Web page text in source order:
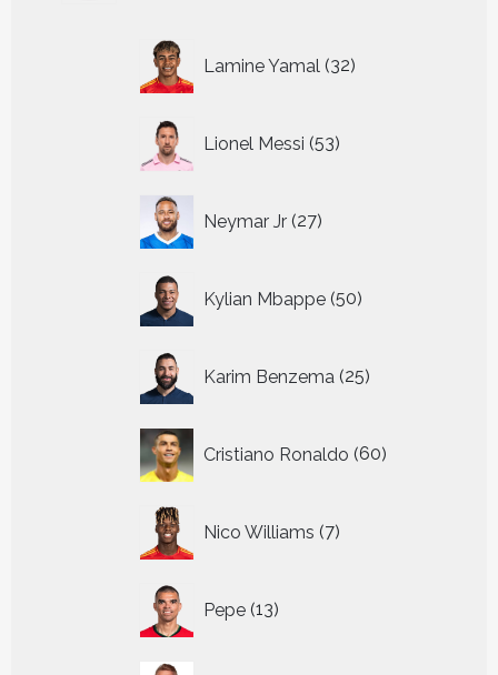
Lamine Yamal 32
producten
Lionel Messi 53
producten
Neymar Jr 27
producten
Kylian Mbappe 50
producten
Karim Benzema 25
producten
Cristiano Ronaldo 60
producten
Nico Williams 7
producten
Pepe 13
producten